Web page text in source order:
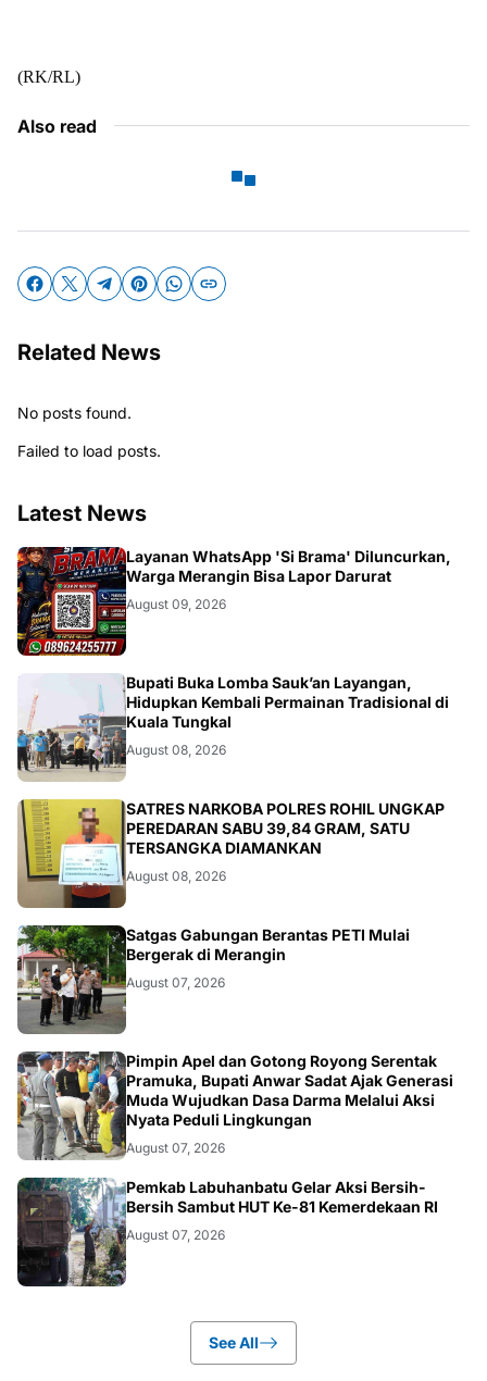
(RK/RL)
Also read
Related News
No posts found.
Failed to load posts.
Latest News
BANGKO
Layanan WhatsApp 'Si Brama' Diluncurkan,
Warga Merangin Bisa Lapor Darurat
August 09, 2026
Bupati Buka Lomba Sauk’an Layangan,
Hidupkan Kembali Permainan Tradisional di
August 08, 2026
BERITA
SATRES NARKOBA POLRES ROHIL UNGKAP
PEREDARAN SABU 39,84 GRAM, SATU
TERSANGKA DIAMANKAN
August 08, 2026
BANGKO
Satgas Gabungan Berantas PETI Mulai
Bergerak di Merangin
August 07, 2026
BERITA
Pimpin Apel dan Gotong Royong Serentak
Pramuka, Bupati Anwar Sadat Ajak Generasi
Muda Wujudkan Dasa Darma Melalui Aksi
Nyata Peduli Lingkungan
August 07, 2026
BERITA
Pemkab Labuhanbatu Gelar Aksi Bersih-
Bersih Sambut HUT Ke-81 Kemerdekaan RI
August 07, 2026
See All